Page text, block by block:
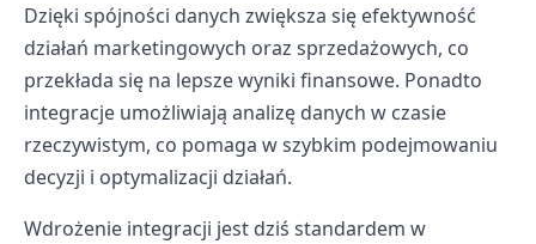
Dzięki spójności danych zwiększa się efektywność
działań marketingowych oraz sprzedażowych, co
przekłada się na lepsze wyniki finansowe. Ponadto
integracje umożliwiają analizę danych w czasie
rzeczywistym, co pomaga w szybkim podejmowaniu
decyzji i optymalizacji działań.
Wdrożenie integracji jest dziś standardem w